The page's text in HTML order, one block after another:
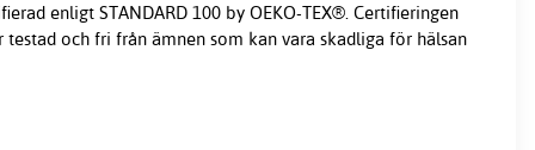
enligt STANDARD 100 by OEKO-TEX®. Certifieringen
och fri från ämnen som kan vara skadliga för hälsan